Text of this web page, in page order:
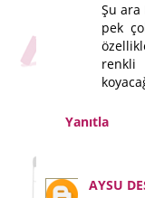
Şu ara
pek
renkli
Yanıtla
AYSU